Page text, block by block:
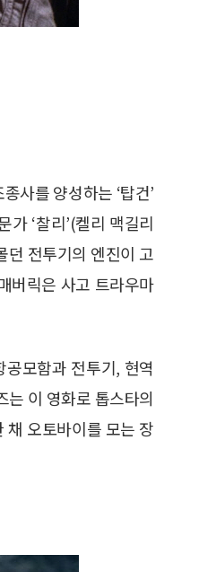
사를 양성하는 ‘탑건’
‘찰리’(켈리 맥길리
던 전투기의 엔진이 고
버릭은 사고 트라우마
모함과 전투기, 현역
이 영화로 톱스타의
채 오토바이를 모는 장